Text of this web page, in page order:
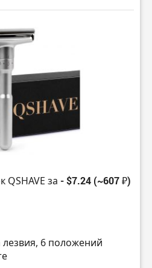
QSHAVE за - $7.24 (~607 ₽)
лезвия, 6 положений